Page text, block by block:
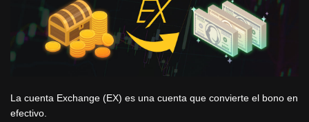
La cuenta Exchange (EX) es una cuenta que convierte el bono en
efectivo.